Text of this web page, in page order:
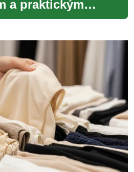
a praktickým
podlahy v
Tyto
p...